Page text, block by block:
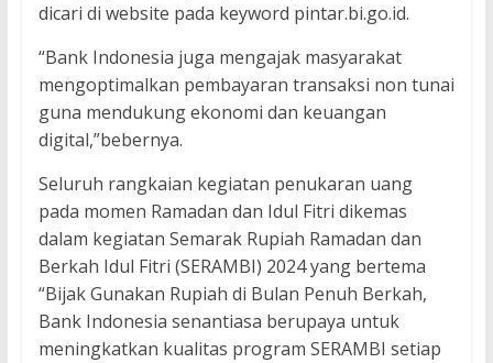
dicari di website pada keyword pintar.bi.go.id.
“Bank Indonesia juga mengajak masyarakat
mengoptimalkan pembayaran transaksi non tunai
guna mendukung ekonomi dan keuangan
digital,”bebernya.
Seluruh rangkaian kegiatan penukaran uang
pada momen Ramadan dan Idul Fitri dikemas
dalam kegiatan Semarak Rupiah Ramadan dan
Berkah Idul Fitri (SERAMBI) 2024 yang bertema
“Bijak Gunakan Rupiah di Bulan Penuh Berkah,
Bank Indonesia senantiasa berupaya untuk
meningkatkan kualitas program SERAMBI setiap